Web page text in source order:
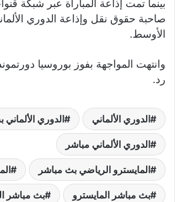
بينما تمت إذاعة المباراة عبر شبكة
صاحبة حقوق نقل وإذاعة الدوري
الأوسط.
وانتهت المواجهة بفوز بوروسيا
رد.
الدوري الألماني الدوري
الدوري الألماني مباشر
المايسترو الرياضي بث مباشر
بث مباشر المايسترو بث مباشر